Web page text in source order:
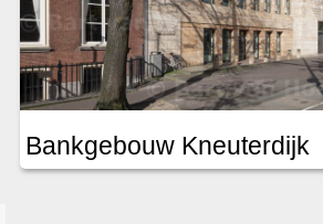
Bankgebouw Kneuterdijk